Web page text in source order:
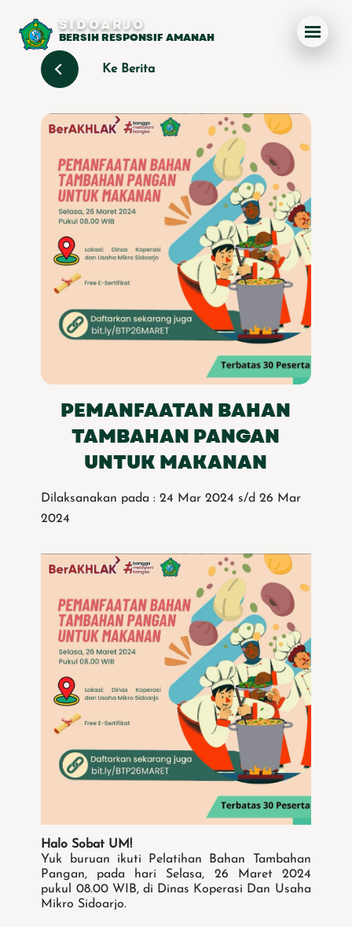
SIDOARJO
BERSIH RESPONSIF AMANAH
Ke Berita
PEMANFAATAN BAHAN
TAMBAHAN PANGAN
UNTUK MAKANAN
Dilaksanakan pada : 24 Mar 2024 s/d 26 Mar
2024
Halo Sobat UM!
Yuk buruan ikuti Pelatihan Bahan Tambahan
Pangan, pada hari Selasa, 26 Maret 2024
pukul 08.00 WIB, di Dinas Koperasi Dan Usaha
Mikro Sidoarjo.